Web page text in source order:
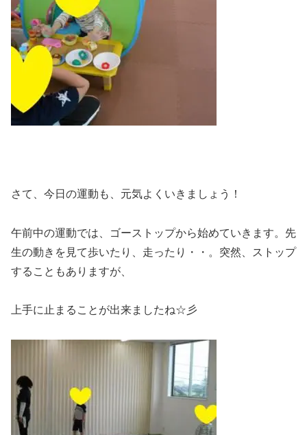
さて、今日の運動も、元気よくいきましょう！
午前中の運動では、ゴーストップから始めていきます。先
生の動きを見て歩いたり、走ったり・・。突然、ストップ
することもありますが、
上手に止まることが出来ましたね☆彡